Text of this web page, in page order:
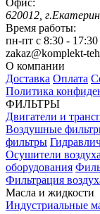
620012,
Время работы:
пн-пт с 8:30 - 17:30
zakaz@komplekt-
О компании
Доставка Оплата
Политика
ФИЛЬТРЫ
Двигатели и
Воздушные
фильтры
Осушители воздуха
оборудования
Фильтрация
Масла и жидкости
Индустриальные